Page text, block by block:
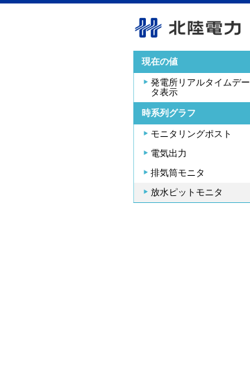
現在の値
発電所リアルタイムデー
タ表示
時系列グラフ
モニタリングポスト
電気出力
排気筒モニタ
放水ピットモニタ